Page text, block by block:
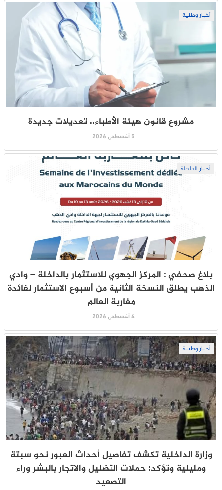
أخبار وطنية
مشروع قانون هيئة الأطباء.. تعديلات جديدة
5 أغسطس 2026
أخبار الداخلة
بلاغ صحفي : المركز الجهوي للاستثمار بالداخلة – وادي
الذهب يطلق النسخة الثانية من أسبوع الاستثمار لفائدة
مغاربة العالم
4 أغسطس 2026
أخبار وطنية
وزارة الداخلية تكشف تفاصيل أحداث العبور نحو سبتة
ومليلية وتؤكد: حملات التضليل والاتجار بالبشر وراء
التصعيد